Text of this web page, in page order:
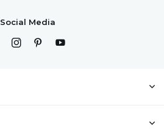
Social Media